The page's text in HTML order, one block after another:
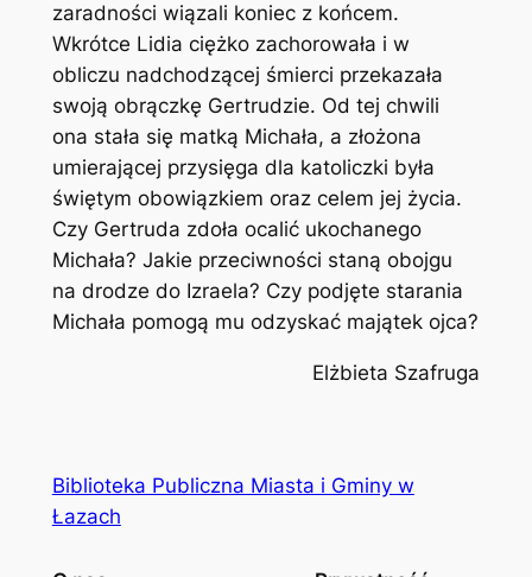
zaradności wiązali koniec z końcem.
Wkrótce Lidia ciężko zachorowała i w
obliczu nadchodzącej śmierci przekazała
swoją obrączkę Gertrudzie. Od tej chwili
ona stała się matką Michała, a złożona
umierającej przysięga dla katoliczki była
świętym obowiązkiem oraz celem jej życia.
Czy Gertruda zdoła ocalić ukochanego
Michała? Jakie przeciwności staną obojgu
na drodze do Izraela? Czy podjęte starania
Michała pomogą mu odzyskać majątek ojca?
Elżbieta Szafruga
Biblioteka Publiczna Miasta i Gminy w
Łazach